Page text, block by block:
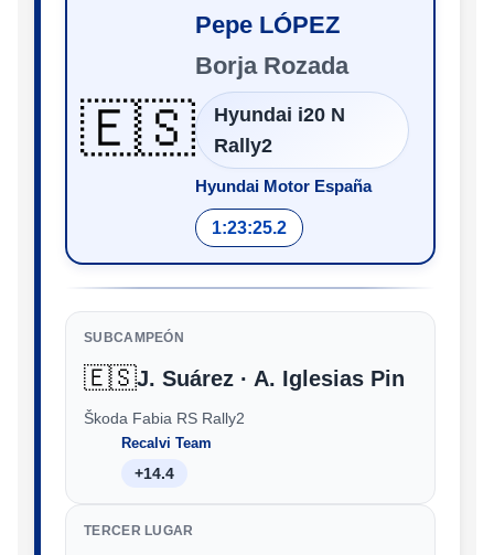
🇪🇸
Pepe LÓPEZ
Borja Rozada
Hyundai i20 N
Rally2
Hyundai Motor España
1:23:25.2
SUBCAMPEÓN
🇪🇸J. Suárez · A. Iglesias Pin
Škoda Fabia RS Rally2
Recalvi Team
+14.4
TERCER LUGAR